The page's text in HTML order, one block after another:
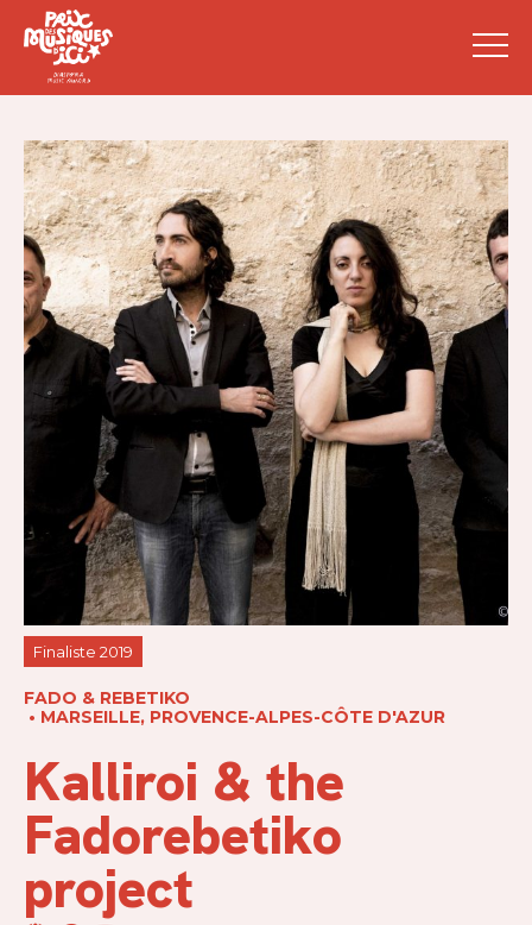
Finaliste 2019
FADO & REBETIKO
MARSEILLE PROVENCE-ALPES-CÔTE D'AZUR
Kalliroi & the
Fadorebetiko
project